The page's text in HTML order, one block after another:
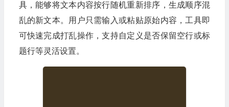
具，能够将文本内容按行随机重新排序，生成顺序混
乱的新文本。用户只需输入或粘贴原始内容，工具即
可快速完成打乱操作，支持自定义是否保留空行或标
题行等灵活设置。